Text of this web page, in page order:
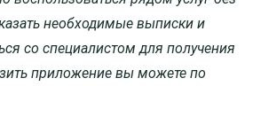
необходимые выписки и
со специалистом для получения
приложение вы можете по